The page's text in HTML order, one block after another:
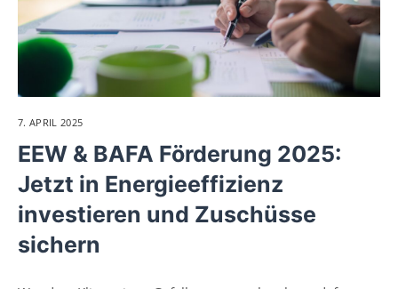
7. APRIL 2025
EEW & BAFA Förderung 2025:
Jetzt in Energieeffizienz
investieren und Zuschüsse
sichern